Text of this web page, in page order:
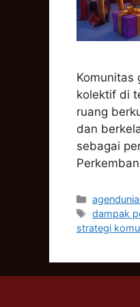
Komunitas
kolektif di
ruang
dan
sebagai
Tags
dampak
strategi